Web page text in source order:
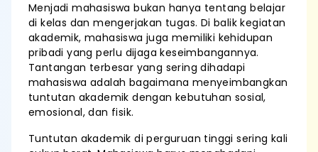
Menjadi mahasiswa bukan hanya tentang belajar
di kelas dan mengerjakan tugas. Di balik kegiatan
akademik, mahasiswa juga memiliki kehidupan
pribadi yang perlu dijaga keseimbangannya.
Tantangan terbesar yang sering dihadapi
mahasiswa adalah bagaimana menyeimbangkan
tuntutan akademik dengan kebutuhan sosial,
emosional, dan fisik.
Tuntutan akademik di perguruan tinggi sering kali